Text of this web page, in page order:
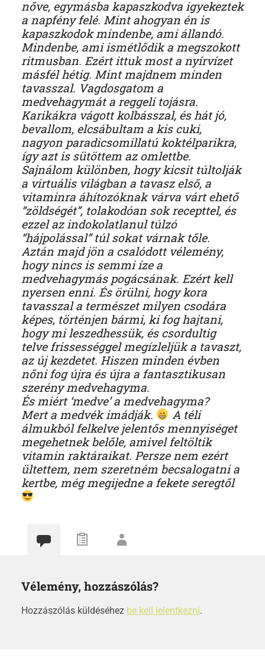
nőve, egymásba kapaszkodva igyekeztek
a napfény felé. Mint ahogyan én is
kapaszkodok mindenbe, ami állandó.
Mindenbe, ami ismétlődik a megszokott
ritmusban. Ezért ittuk most a nyírvízet
másfél hétig. Mint majdnem minden
tavasszal. Vagdosgatom a
medvehagymát a reggeli tojásra.
Karikákra vágott kolbásszal, és hát jó,
bevallom, elcsábultam a kis cuki,
nagyon paradicsomillatú koktélparikra,
így azt is sütöttem az omlettbe.
Sajnálom különben, hogy kicsit túltolják
a virtuális világban a tavasz első, a
vitaminra áhítozóknak várva várt ehető
“zöldségét”, tolakodóan sok recepttel, és
ezzel az indokolatlanul túlzó
“hájpolással” túl sokat várnak tőle.
Aztán majd jön a csalódott vélemény,
hogy nincs is semmi íze a
medvehagymás pogácsának. Ezért kell
nyersen enni. És örülni, hogy kora
tavasszal a természet milyen csodára
képes, történjen bármi, ki fog hajtani,
hogy mi leszedhessük, és csordultig
telve frissességgel megízleljük a tavaszt,
az új kezdetet. Hiszen minden évben
nőni fog újra és újra a fantasztikusan
szerény medvehagyma.
És miért ‘medve’ a medvehagyma?
Mert a medvék imádják.
A téli
álmukból felkelve jelentős mennyiséget
megehetnek belőle, amivel feltöltik
vitamin raktáraikat. Persze nem ezért
ültettem, nem szeretném becsalogatni a
kertbe, még megijedne a fekete seregtől
Vélemény, hozzászólás?
Hozzászólás küldéséhez be kell jelentkezni.